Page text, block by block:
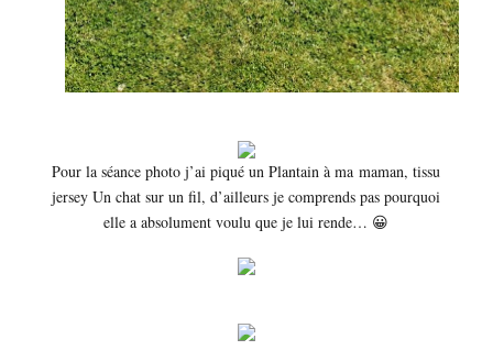
Pour la séance photo j’ai piqué un Plantain à ma maman, tissu
jersey Un chat sur un fil, d’ailleurs je comprends pas pourquoi
elle a absolument voulu que je lui rende… 😀